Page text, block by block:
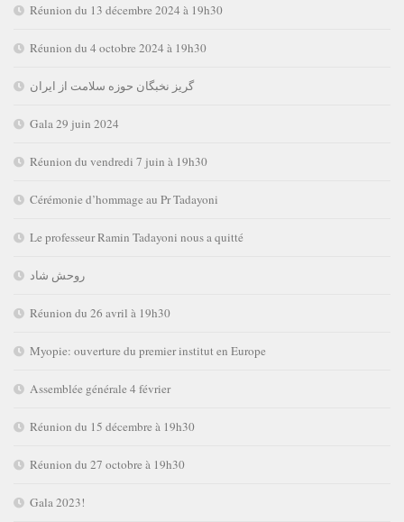
Réunion du 13 décembre 2024 à 19h30
Réunion du 4 octobre 2024 à 19h30
گریز نخبگان حوزه سلامت از ایران
Gala 29 juin 2024
Réunion du vendredi 7 juin à 19h30
Cérémonie d’hommage au Pr Tadayoni
Le professeur Ramin Tadayoni nous a quitté
روحش شاد
Réunion du 26 avril à 19h30
Myopie: ouverture du premier institut en Europe
Assemblée générale 4 février
Réunion du 15 décembre à 19h30
Réunion du 27 octobre à 19h30
Gala 2023!